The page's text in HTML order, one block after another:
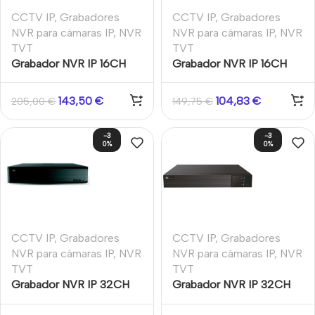
CCTV IP, Grabadores
NVR para cámaras IP, NVR
TVT
Grabador NVR IP 16CH
Matrículas Perímetro
205,00€ 143,50 €
CCTV IP, Grabadores
NVR para cámaras IP, NVR
TVT
Grabador NVR IP 16CH
149,75€ 104,83 €
-3
0%
CCTV IP, Grabadores
NVR para cámaras IP, NVR
TVT
Grabador NVR IP 32CH
-3
0%
CCTV IP, Grabadores
NVR para cámaras IP, NVR
TVT
Grabador NVR IP 32CH